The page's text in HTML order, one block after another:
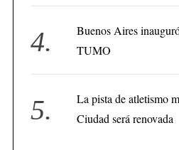
Buenos Aires
TUMO
La pista de atletismo
Ciudad será renovada